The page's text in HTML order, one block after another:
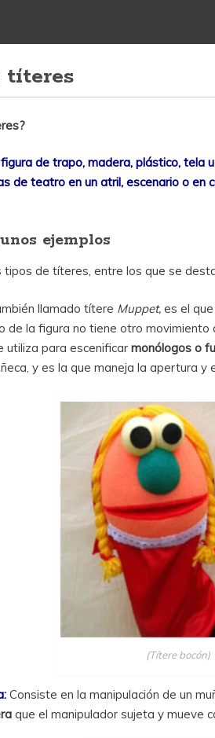
títeres
figura de trapo, madera, plástico, tela
de teatro en un atril, escenario o en
ejemplos
tipos de títeres, entre los que se
llamado títere Muppet, es el
de la figura no tiene otro
utiliza para escenificar monólogos o
y es la que maneja la apertura y
(Títere bocón)
Consiste en la manipulación de un
que el manipulador sujeta y mueve